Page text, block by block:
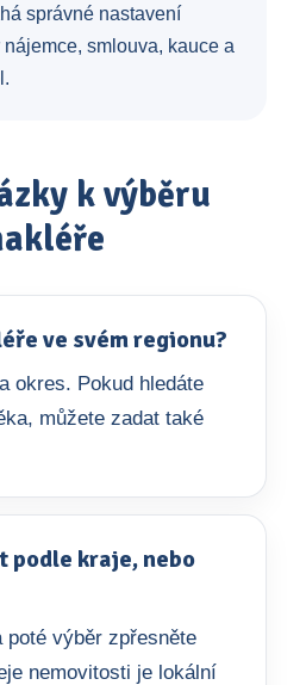
správné nastavení
smlouva, kauce a
k výběru
ve svém regionu?
okres. Pokud hledáte
můžete zadat také
podle kraje, nebo
poté výběr zpřesněte
nemovitosti je lokální